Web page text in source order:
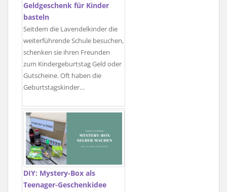
Geldgeschenk für Kinder
basteln
Seitdem die Lavendelkinder die
weiterführende Schule besuchen,
schenken sie ihren Freunden
zum Kindergeburtstag Geld oder
Gutscheine. Oft haben die
Geburtstagskinder…
DIY: Mystery-Box als
Teenager-Geschenkidee